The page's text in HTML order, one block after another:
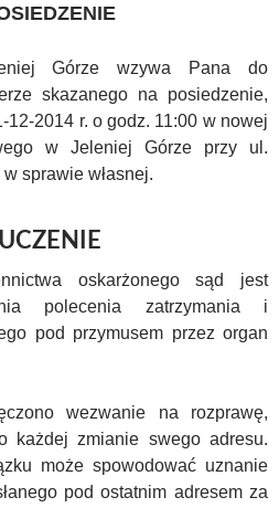
Górze wzywa Pana do
skazanego na posiedzenie,
12-2014 r. o godz. 11:00 w nowej
w Jeleniej Górze przy ul.
sprawie własnej.
oskarżonego sąd jest
polecenia zatrzymania i
pod przymusem przez organ
wezwanie na rozprawę,
każdej zmianie swego adresu.
może spowodować uznanie
pod ostatnim adresem za